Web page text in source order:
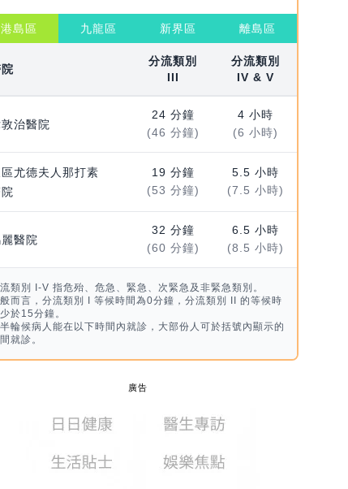
港島區 九龍區 新界區 離島區
分流類別
III
分流類別
IV & V
治醫院
24 分鐘
(46 分鐘)
4 小時
(6 小時)
尤德夫人那打素
19 分鐘
(53 分鐘)
5.5 小時
(7.5 小時)
醫院
32 分鐘
(60 分鐘)
6.5 小時
(8.5 小時)
類別 I-V 指危殆、危急、緊急、次緊急及非緊急類別。
而言，分流類別 I 等候時間為0分鐘，分流類別 II 的等候時
於15分鐘。
輪候病人能在以下時間內就診，大部份人可於括號內顯示的
就診。
廣告